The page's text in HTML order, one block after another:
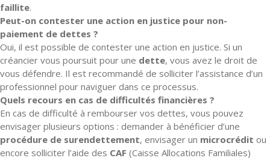
faillite.
Peut-on contester une action en justice pour non-
paiement de dettes ?
Oui, il est possible de contester une action en justice. Si un
créancier vous poursuit pour une dette, vous avez le droit de
vous défendre. Il est recommandé de solliciter l’assistance d’un
professionnel pour naviguer dans ce processus.
Quels recours en cas de difficultés financières ?
En cas de difficulté à rembourser vos dettes, vous pouvez
envisager plusieurs options : demander à bénéficier d’une
procédure de surendettement, envisager un microcrédit ou
encore solliciter l’aide des CAF (Caisse Allocations Familiales)